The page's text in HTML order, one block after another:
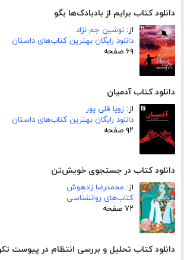
دانلود کتاب برایم از بادبادک‌ها بگو
از: نوشین جم نژاد
دانلود رایگان بهترین کتاب‌های داستان
۶۹ صفحه
دانلود کتاب آدمیان
از: زویا قلی پور
دانلود رایگان بهترین کتاب‌های داستان
۹۲ صفحه
دانلود کتاب در جستجوی خویش‌تن
از: محمدرضا زادهوش
کتاب‌های روانشناسی
۷۲ صفحه
دانلود کتاب تحلیل و بررسی انتظام در پیوست